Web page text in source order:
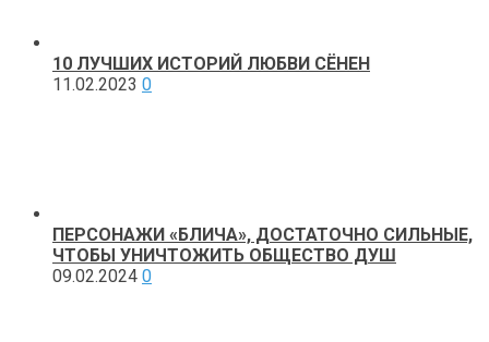
10 ЛУЧШИХ ИСТОРИЙ ЛЮБВИ СЁНЕН
11.02.2023 0
ПЕРСОНАЖИ «БЛИЧА», ДОСТАТОЧНО СИЛЬНЫЕ,
ЧТОБЫ УНИЧТОЖИТЬ ОБЩЕСТВО ДУШ
09.02.2024 0